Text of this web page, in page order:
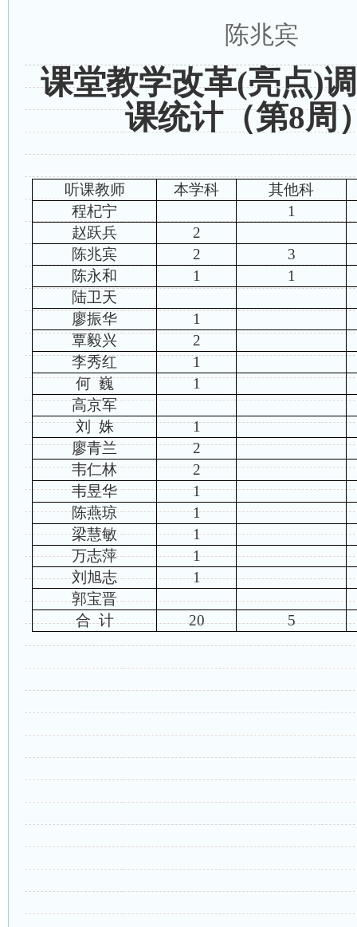
陈兆宾
课堂教学改革(亮点)
课统计（第8周
听课教师 本学科
其他科
程杞宁
1
赵跃兵
2
陈兆宾
2
3
陈永和
1
1
陆卫天
廖振华
1
覃毅兴
2
李秀红
1
何 巍
1
高京军
刘 姝
1
廖青兰
2
韦仁林
2
韦昱华
1
陈燕琼
1
梁慧敏
1
万志萍
1
刘旭志
1
郭宝晋
合 计 20 5